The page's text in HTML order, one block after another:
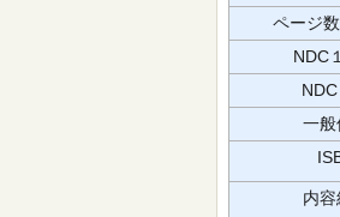
ページ
NDC
一般
内容